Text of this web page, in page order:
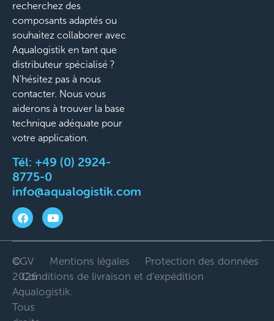
recherchez des
composants adaptés ou
souhaitez collaborer avec
Aqualogistik en tant que
distributeur spécialisé ?
N'hésitez pas à nous
contacter. Nous vous
aiderons à trouver la base
technique adéquate pour
votre application.
Tél: +49 (0) 2924-
8775-0
info@aqualogistik.com
©
2026
Aqualogistik.
Tous
CGV Mentions légales
Protection des données
Conditions de livraison et d'expédition